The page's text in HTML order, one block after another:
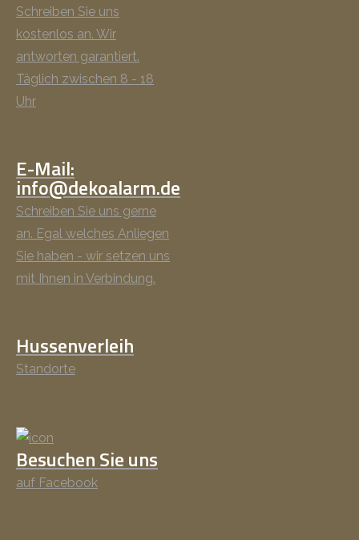
Schreiben Sie uns
kostenlos an. Wir
antworten garantiert.
Täglich zwischen 8 - 18
Uhr
E-Mail:
info@dekoalarm.de
Schreiben Sie uns gerne
an. Egal welches Anliegen
Sie haben - wir setzen uns
mit Ihnen in Verbindung.
Hussenverleih
Standorte
Besuchen Sie uns
auf Facebook